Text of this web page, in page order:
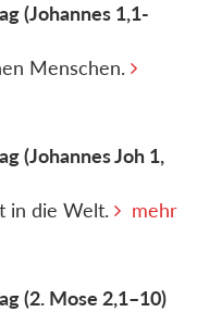
(Johannes 1,1-
Menschen.
(Johannes Joh 1,
in die Welt.
mehr
(2. Mose 2,1–10)